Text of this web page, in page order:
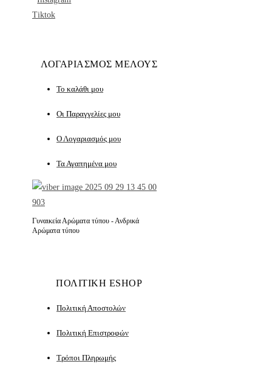
Tiktok
ΛΟΓΑΡΙΑΣΜΟΣ ΜΕΛΟΥΣ
Το καλάθι μου
Οι Παραγγελίες μου
Ο Λογαριασμός μου
Τα Αγαπημένα μου
Γυναικεία Αρώματα τύπου - Ανδρικά
Αρώματα τύπου
ΠΟΛΙΤΙΚΗ ESHOP
Πολιτική Αποστολών
Πολιτική Επιστροφών
Τρόποι Πληρωμής